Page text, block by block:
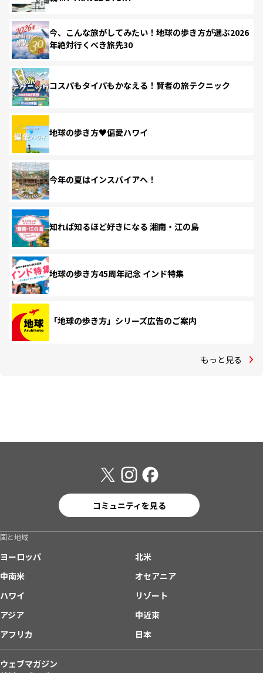
今、こんな旅がしてみたい！地球の歩き方が選ぶ2026
年絶対行くべき旅先30
コスパもタイパもかなえる！賢者の旅テクニック
地球の歩き方♥偏愛ハワイ
今年の夏はインスパイアへ！
知れば知るほど好きになる 湘南・江の島
地球の歩き方45周年記念 インド特集
「地球の歩き方」シリーズ広告のご案内
もっと見る
コミュニティを見る
国と地域
ヨーロッパ
北米
中南米
オセアニア
ハワイ
リゾート
アジア
中近東
アフリカ
日本
ウェブマガジン